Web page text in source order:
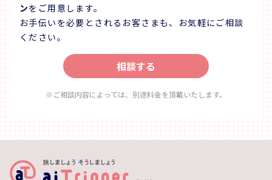
ンをご用意します。
お手伝いを必要とされるお客さまも、お気軽にご相談
ください。
相談する
※ご相談内容によっては、別途料金を頂戴いたします。